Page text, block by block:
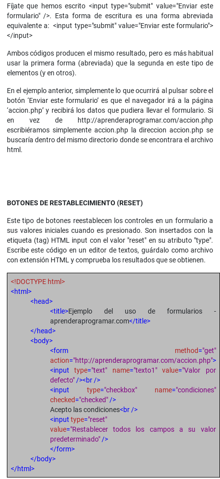
Fíjate que hemos escrito <input type="submit" value="Enviar este
formulario" />. Esta forma de escritura es una forma abreviada
equivalente a: <input type="submit" value="Enviar este formulario">
</input>
Ambos códigos producen el mismo resultado, pero es más habitual
usar la primera forma (abreviada) que la segunda en este tipo de
elementos (y en otros).
En el ejemplo anterior, simplemente lo que ocurrirá al pulsar sobre el
botón ‘Enviar este formulario’ es que el navegador irá a la página
‘accion.php’ y recibirá los datos que pudiera llevar el formulario. Si
en vez de http://aprenderaprogramar.com/accion.php
escribiéramos simplemente accion.php la direccion accion.php se
buscaría dentro del mismo directorio donde se encontrara el archivo
html.
BOTONES DE RESTABLECIMIENTO (RESET)
Este tipo de botones reestablecen los controles en un formulario a
sus valores iniciales cuando es presionado. Son insertados con la
etiqueta (tag) HTML input con el valor "reset" en su atributo "type".
Escribe este código en un editor de textos, guárdalo como archivo
con extensión HTML y comprueba los resultados que se obtienen.
<!DOCTYPE html>
<html>
<head>
<title>Ejemplo del uso de formularios -
aprenderaprogramar.com</title>
</head>
<body>
<form method="get"
action="http://aprenderaprogramar.com/accion.php">
<inputtype="text" name="texto1"value="Valor por
defecto"/><br />
<input type="checkbox" name="condiciones"
checked="checked"/>
Acepto las condiciones<br />
<input type="reset"
value="Restablecer todos los campos a su valor
predeterminado"/>
</form>
</body>
</html>